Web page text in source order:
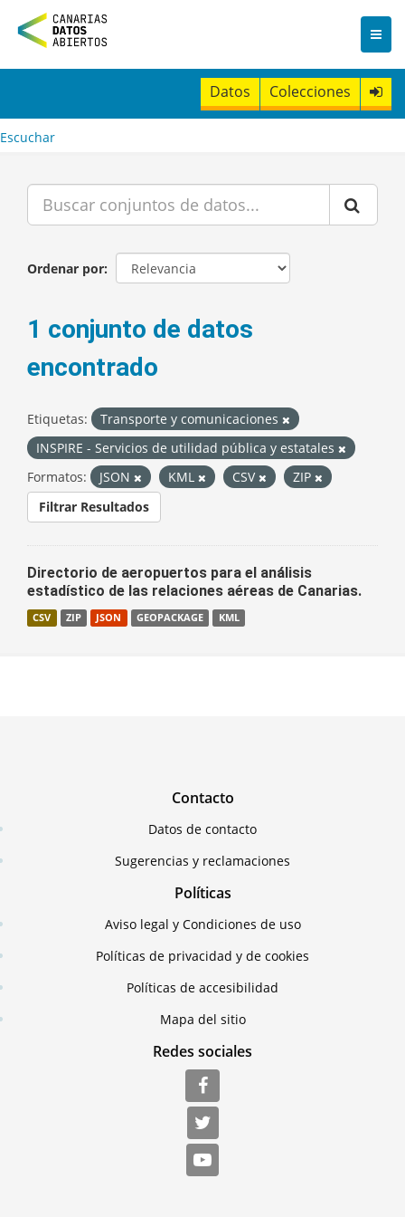
n
t
Datos Colecciones
Escuchar
Ordenar por
1 conjunto de datos
encontrado
Etiquetas:
Transporte y comunicaciones
INSPIRE - Servicios de utilidad pública y estatales
Formatos:
JSON KML CSV
ZIP
Filtrar Resultados
Directorio de aeropuertos para el análisis
estadístico de las relaciones aéreas de Canarias.
CSV ZIP JSON GEOPACKAGE KML
Contacto
Datos de contacto
Sugerencias y reclamaciones
Políticas
Aviso legal y Condiciones de uso
Políticas de privacidad y de cookies
Políticas de accesibilidad
Mapa del sitio
Redes sociales